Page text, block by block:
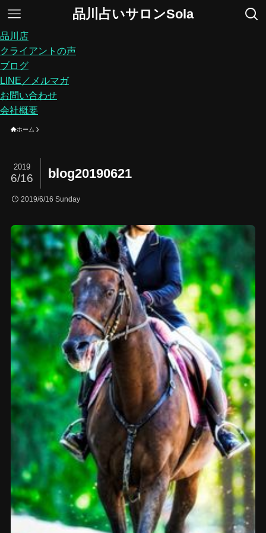
品川占いサロンSola
品川店
クライアントの声
ブログ
LINE／メルマガ
お問い合わせ
会社概要
ホーム
blog20190621
2019
6/16
2019/6/16 Sunday